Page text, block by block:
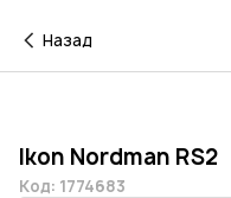
Назад
Ikon Nordman RS2
Код: 1774683